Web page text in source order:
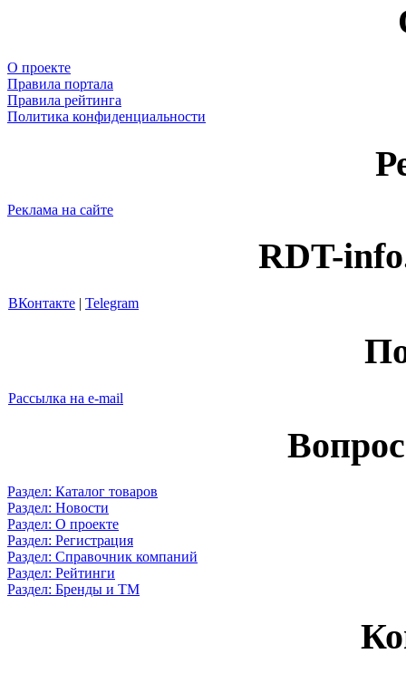
О проекте
Правила портала
Правила рейтинга
Политика конфиденциальности
Реклама на сайте
RDT-
ВКонтакте | Telegram
Рассылка на e-mail
Раздел: Каталог товаров
Раздел: Новости
Раздел: О проекте
Раздел: Регистрация
Раздел: Справочник компаний
Раздел: Рейтинги
Раздел: Бренды и ТМ